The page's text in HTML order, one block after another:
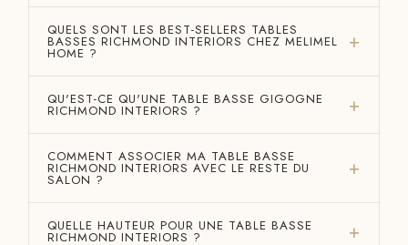
QUELS SONT LES BEST-SELLERS TABLES
BASSES RICHMOND INTERIORS CHEZ MELIMEL
HOME ?
QU'EST-CE QU'UNE TABLE BASSE GIGOGNE
RICHMOND INTERIORS ?
COMMENT ASSOCIER MA TABLE BASSE
RICHMOND INTERIORS AVEC LE RESTE DU
SALON ?
QUELLE HAUTEUR POUR UNE TABLE BASSE
RICHMOND INTERIORS ?